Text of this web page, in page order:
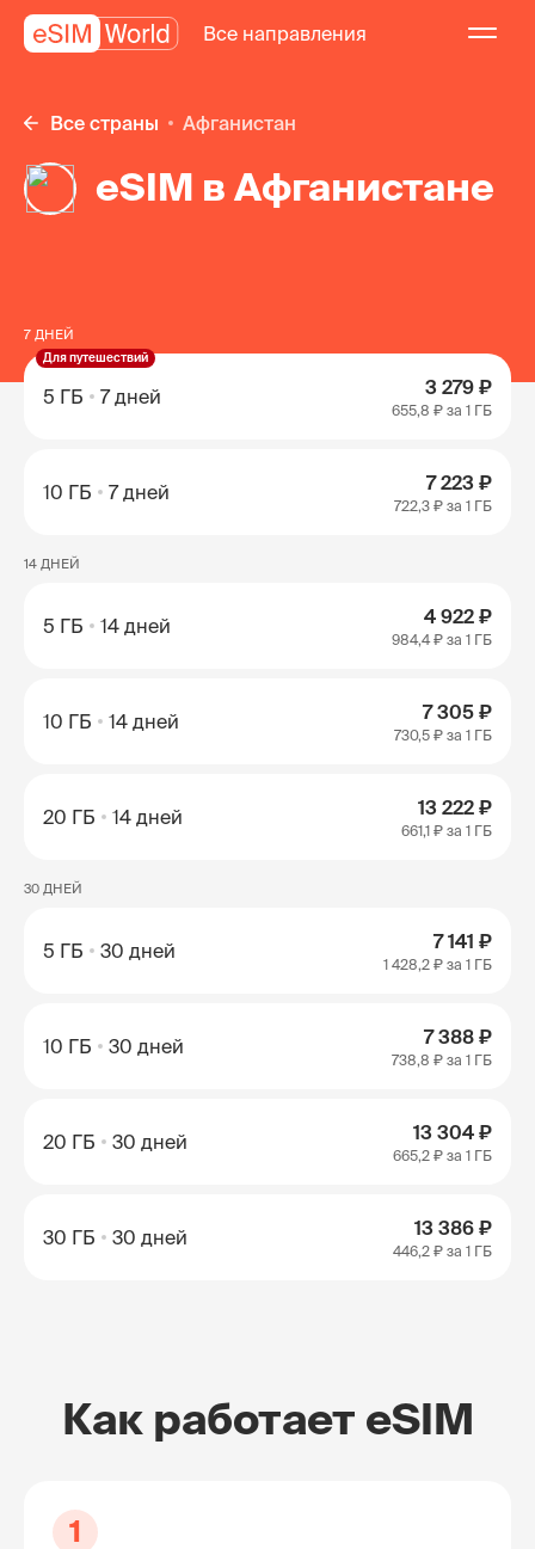
Все направления
Все страны Афганистан
eSIM в Афганистане
7 ДНЕЙ
Для путешествий
5 ГБ 7 дней 3 279 ₽
655,8 ₽ за 1 ГБ
10 ГБ 7 дней 7 223 ₽
722,3 ₽ за 1 ГБ
14 ДНЕЙ
5 ГБ 14 дней 4 922 ₽
984,4 ₽ за 1 ГБ
10 ГБ 14 дней 7 305 ₽
730,5 ₽ за 1 ГБ
20 ГБ 14 дней 13 222 ₽
661,1 ₽ за 1 ГБ
30 ДНЕЙ
5 ГБ 30 дней 7 141 ₽
1 428,2 ₽ за 1 ГБ
10 ГБ 30 дней 7 388 ₽
738,8 ₽ за 1 ГБ
20 ГБ 30 дней 13 304 ₽
665,2 ₽ за 1 ГБ
30 ГБ 30 дней 13 386 ₽
446,2 ₽ за 1 ГБ
Как работает eSIM
1